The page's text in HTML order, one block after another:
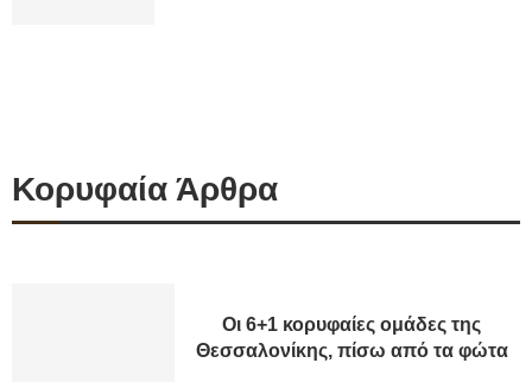
Κορυφαία Άρθρα
Οι 6+1 κορυφαίες ομάδες της
Θεσσαλονίκης, πίσω από τα φώτα